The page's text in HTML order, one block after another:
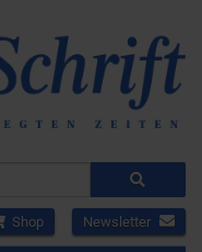
Shop Newsletter